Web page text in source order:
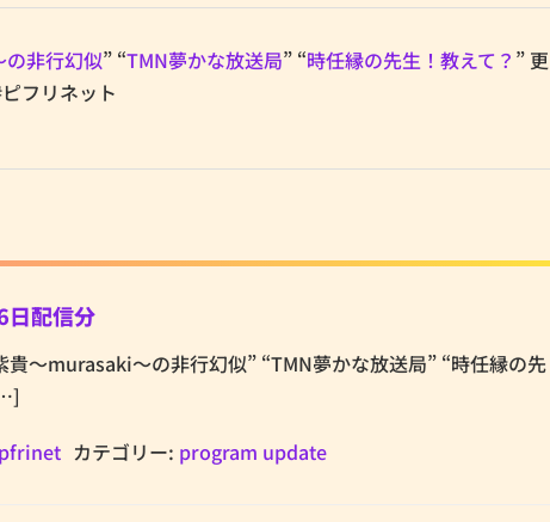
非行幻似” “TMN夢かな放送局” “時任縁の先生！教えて？ ” 更
フリネット
日配信分
～murasaki～の非行幻似” “TMN夢かな放送局” “時任縁の先
pfrinet カテゴリー: program update